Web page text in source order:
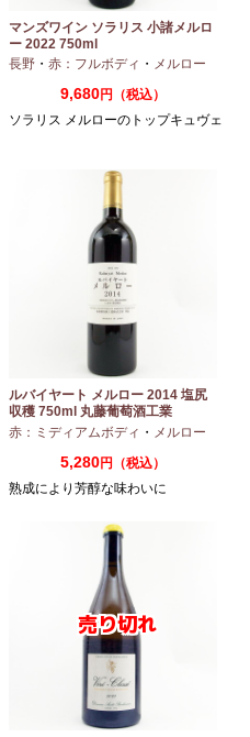
マンズワイン ソラリス 小諸メルロ
ー 2022 750ml
長野 ・ 赤：フルボディ ・ メルロー
9,680円（税込）
ソラリス メルローのトップキュヴェ
ルバイヤート メルロー 2014 塩尻
収穫 750ml 丸藤葡萄酒工業
赤：ミディアムボディ ・ メルロー
5,280円（税込）
熟成により芳醇な味わいに